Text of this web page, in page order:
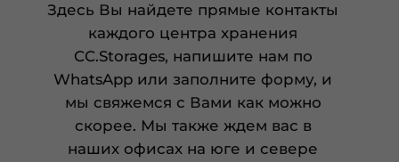
Здесь Вы найдете прямые контакты
каждого центра хранения
CC.Storages, напишите нам по
WhatsApp или заполните форму, и
мы свяжемся с Вами как можно
скорее. Мы также ждем вас в
наших офисах на юге и севере